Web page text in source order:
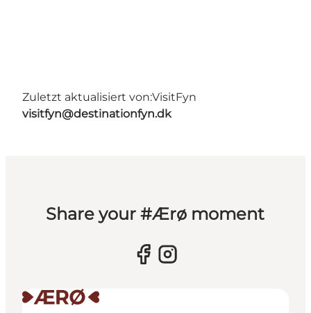
Zuletzt aktualisiert von:VisitFyn
visitfyn@destinationfyn.dk
Share your #Ærø moment